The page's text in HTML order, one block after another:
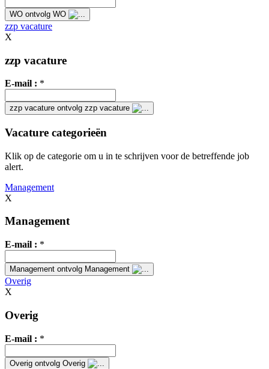
WO ontvolg WO
zzp vacature
X
zzp vacature
E-mail : *
zzp vacature ontvolg zzp vacature
Vacature categorieën
Klik op de categorie om u in te schrijven voor de betreffende job
alert.
Management
X
Management
E-mail : *
Management ontvolg Management
Overig
X
Overig
E-mail : *
Overig ontvolg Overig